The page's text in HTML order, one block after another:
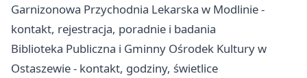
Garnizonowa Przychodnia Lekarska w Modlinie -
kontakt, rejestracja, poradnie i badania
Biblioteka Publiczna i Gminny Ośrodek Kultury w
Ostaszewie - kontakt, godziny, świetlice